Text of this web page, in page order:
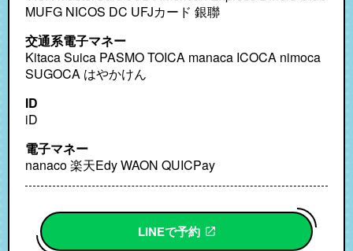
MUFG NICOS DC UFJカード 銀聯
交通系電子マネー
Kitaca Suica PASMO TOICA manaca ICOCA nimoca
SUGOCA はやかけん
ID
iD
電子マネー
nanaco 楽天Edy WAON QUICPay
LINEで予約